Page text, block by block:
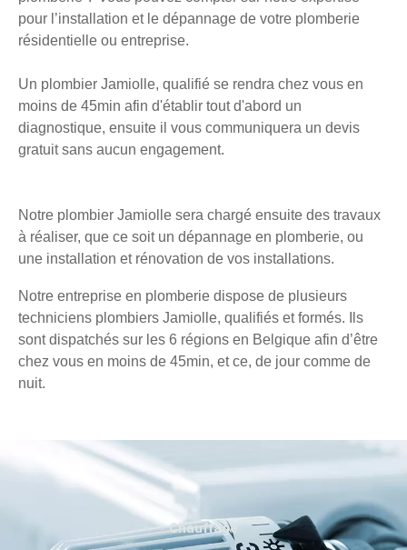
pour l’installation et le dépannage de votre plomberie
résidentielle ou entreprise.
Un plombier Jamiolle, qualifié se rendra chez vous en
moins de 45min afin d'établir tout d'abord un
diagnostique, ensuite il vous communiquera un devis
gratuit sans aucun engagement.
Notre plombier Jamiolle sera chargé ensuite des travaux
à réaliser, que ce soit un dépannage en plomberie, ou
une installation et rénovation de vos installations.
Notre entreprise en plomberie dispose de plusieurs
techniciens plombiers Jamiolle, qualifiés et formés. Ils
sont dispatchés sur les 6 régions en Belgique afin d’être
chez vous en moins de 45min, et ce, de jour comme de
nuit.
Chauffage